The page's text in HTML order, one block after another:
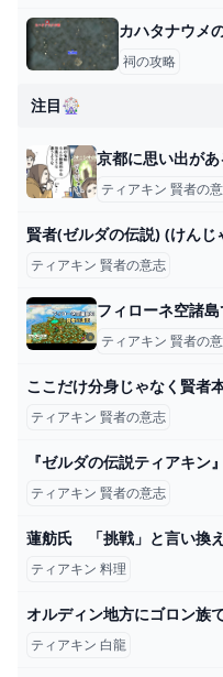
カハタナウメ
祠の攻略
注目🎡
ティアキン 賢者の
賢者(ゼルダの伝説) (けんじ
ティアキン 賢者の意志
ティアキン 賢者の
ティアキン 賢者の意志
ティアキン 賢者の意志
ティアキン 料理
ティアキン 白龍